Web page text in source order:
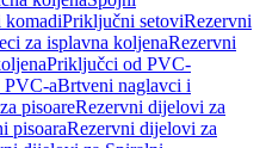
komadiPriključni setoviRezervni
za isplavna koljenaRezervni
Priključci od PVC-
PVC-aBrtveni naglavci i
pisoareRezervni dijelovi za
pisoaraRezervni dijelovi za